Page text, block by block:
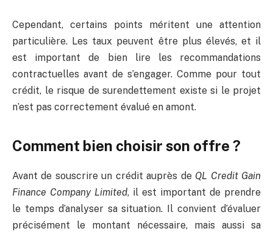
Cependant, certains points méritent une attention
particulière. Les taux peuvent être plus élevés, et il
est important de bien lire les recommandations
contractuelles avant de s’engager. Comme pour tout
crédit, le risque de surendettement existe si le projet
n’est pas correctement évalué en amont.
Comment bien choisir son offre ?
Avant de souscrire un crédit auprès de QL Credit Gain
Finance Company Limited, il est important de prendre
le temps d’analyser sa situation. Il convient d’évaluer
précisément le montant nécessaire, mais aussi sa